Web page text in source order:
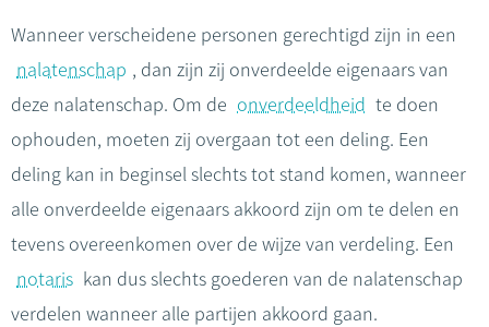
Wanneer verscheidene personen gerechtigd zijn in een
nalatenschap , dan zijn zij onverdeelde eigenaars van
deze nalatenschap. Om de onverdeeldheid te doen
ophouden, moeten zij overgaan tot een deling. Een
deling kan in beginsel slechts tot stand komen, wanneer
alle onverdeelde eigenaars akkoord zijn om te delen en
tevens overeenkomen over de wijze van verdeling. Een
notaris kan dus slechts goederen van de nalatenschap
verdelen wanneer alle partijen akkoord gaan.